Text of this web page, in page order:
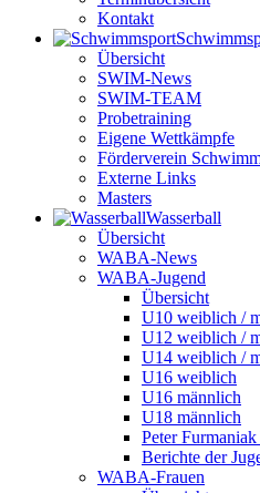
Kontakt
Übersicht
SWIM-News
SWIM-TEAM
Probe­training
Eigene Wettkämpfe
Förderverein
Externe Links
Masters
Wasser­ball
Übersicht
WABA-News
WABA-Jugend
Übersicht
U10 weiblich /
U12 weiblich /
U14 weiblich /
U16 weiblich
U16 männlich
U18 männlich
Peter
Berichte der
WABA-Frauen